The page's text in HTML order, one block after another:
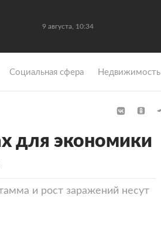
9 августа, 10:34
Социальная сфера Недвижимость
для экономики
и рост заражений несут